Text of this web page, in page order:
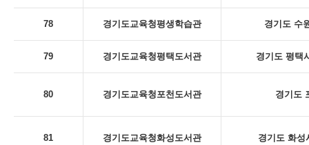
78 경기도교육청평생학습관 경기도 수
79 경기도교육청평택도서관 경기도 평택
80 경기도교육청포천도서관 경기도
81 경기도교육청화성도서관 경기도 화성